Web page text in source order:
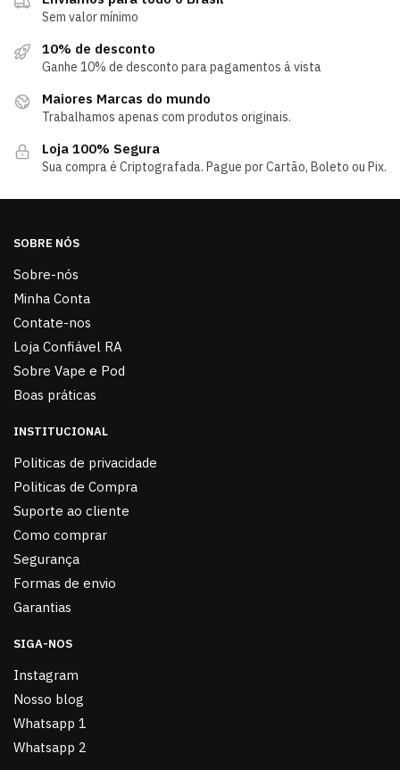
Sem valor mínimo
10% de desconto
Ganhe 10% de desconto para pagamentos á vista
Maiores Marcas do mundo
Trabalhamos apenas com produtos originais.
Loja 100% Segura
Sua compra é Criptografada. Pague por Cartão, Boleto ou Pix.
SOBRE NÓS
Sobre-nós
Minha Conta
Contate-nos
Loja Confiável RA
Sobre Vape e Pod
Boas práticas
INSTITUCIONAL
Politicas de privacidade
Politicas de Compra
Suporte ao cliente
Como comprar
Segurança
Formas de envio
Garantias
SIGA-NOS
Instagram
Nosso blog
Whatsapp 1
Whatsapp 2